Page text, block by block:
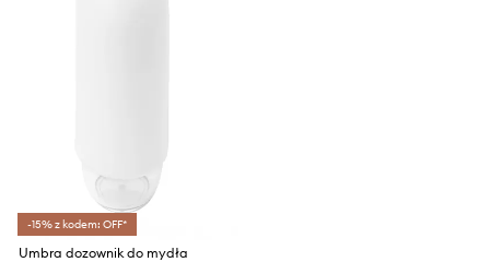
-15% z kodem: OFF*
Umbra dozownik do mydła